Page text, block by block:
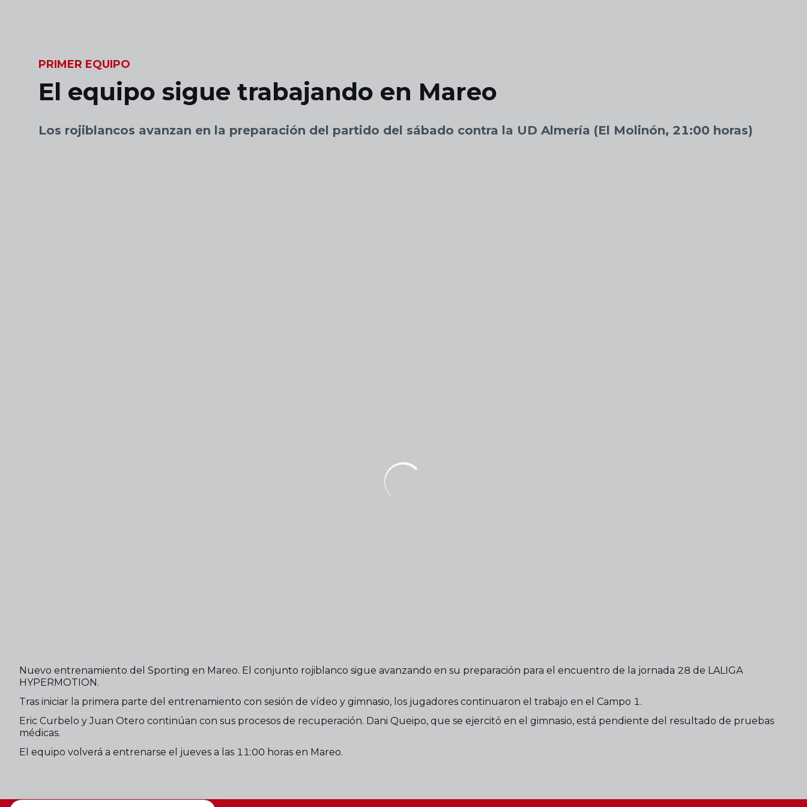
PRIMER EQUIPO
El equipo sigue trabajando en Mareo
Los rojiblancos avanzan en la preparación del partido del sábado contra la UD Almería (El Molinón, 21:00 horas)
Nuevo entrenamiento del Sporting en Mareo. El conjunto rojiblanco sigue avanzando en su preparación para el encuentro de la jornada 28 de LALIGA
HYPERMOTION.
Tras iniciar la primera parte del entrenamiento con sesión de vídeo y gimnasio, los jugadores continuaron el trabajo en el Campo 1.
Eric Curbelo y Juan Otero continúan con sus procesos de recuperación. Dani Queipo, que se ejercitó en el gimnasio, está pendiente del resultado de pruebas
médicas.
El equipo volverá a entrenarse el jueves a las 11:00 horas en Mareo.